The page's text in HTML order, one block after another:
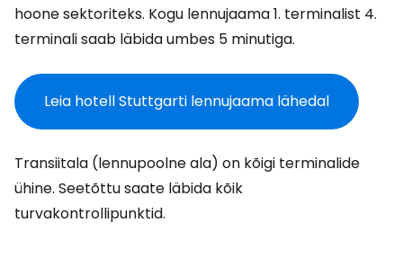
hoone sektoriteks. Kogu lennujaama 1. terminalist 4.
terminali saab läbida umbes 5 minutiga.
Leia hotell Stuttgarti lennujaama lähedal
Transiitala (lennupoolne ala) on kõigi terminalide
ühine. Seetõttu saate läbida kõik
turvakontrollipunktid.